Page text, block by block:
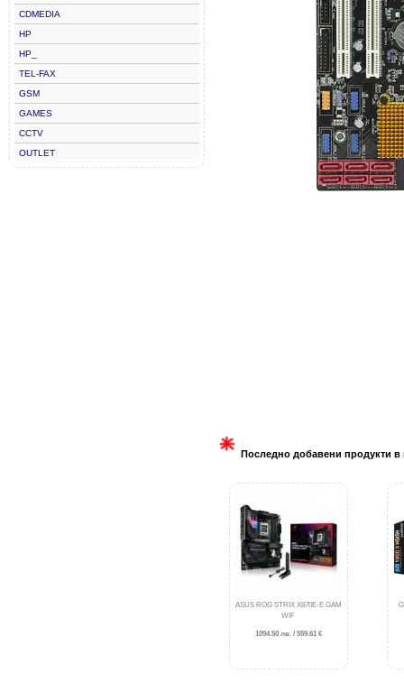
CDMEDIA
HP
HP_
TEL-FAX
GSM
GAMES
CCTV
OUTLET
Последно добавени продукти в
ASUS ROG STRIX X870E-E GAM
WIF
1094.50 лв. / 559.61 €